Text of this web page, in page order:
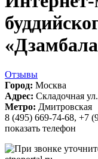
Отзывы
Город: Москва
Адрес: Складочная
Метро: Дмитровская
8 (495) 669-74-68, +7
показать телефон